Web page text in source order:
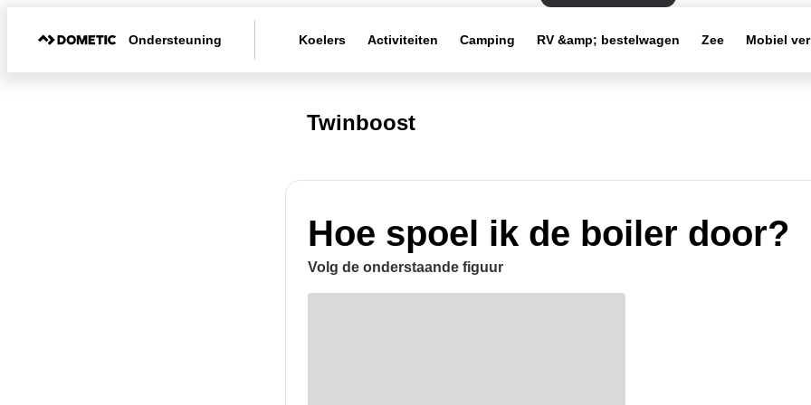
Ondersteuning Koelers Activiteiten Camping RV &amp; bestelwagen Zee Mobiel
Twinboost
Hoe spoel ik de boiler door?
Volg de onderstaande figuur